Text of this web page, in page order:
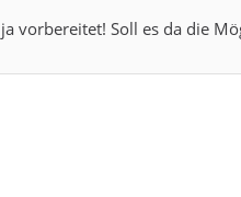
vorbereitet! Soll es da die